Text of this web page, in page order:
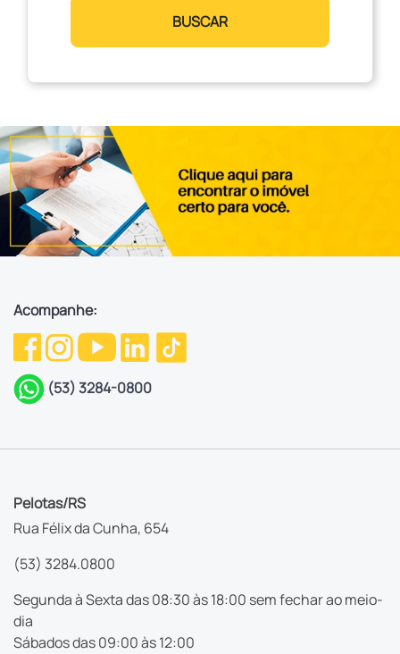
BUSCAR
Acompanhe:
(53) 3284-0800
Pelotas/RS
Rua Félix da Cunha, 654
(53) 3284.0800
Segunda à Sexta das 08:30 às 18:00 sem fechar ao meio-
dia
Sábados das 09:00 às 12:00